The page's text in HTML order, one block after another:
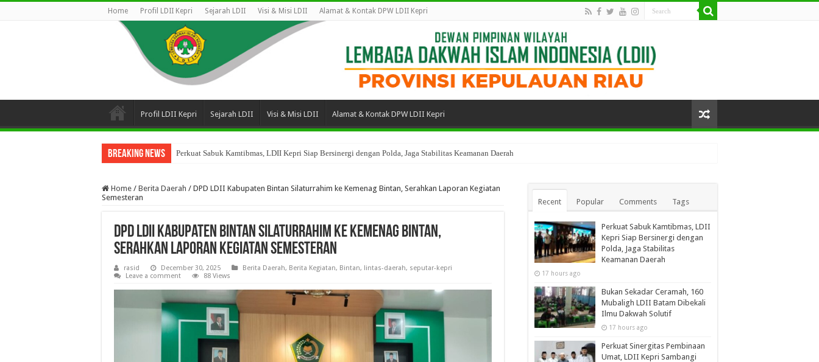
Home Profil LDII Kepri Sejarah LDII Visi & Misi LDII Alamat & Kontak DPW LDII Kepri
Profil LDII Kepri Sejarah LDII Visi & Misi LDII Alamat & Kontak DPW LDII Kepri
Breaking News Perkuat Sabuk Kamtibmas, LDII Kepri Siap Bersinergi dengan Polda, Jaga Stabilitas Keamanan Daerah
Home / Berita Daerah / DPD LDII Kabupaten Bintan Silaturrahim ke Kemenag Bintan, Serahkan Laporan Kegiatan
Semesteran
DPD LDII Kabupaten Bintan Silaturrahim ke Kemenag Bintan,
Serahkan Laporan Kegiatan Semesteran
rasid December 30, 2025 Berita Daerah, Berita Kegiatan, Bintan, lintas-daerah, seputar-kepri
Leave a comment
88 Views
Recent Popular Comments Tags
Perkuat Sabuk Kamtibmas, LDII
Kepri Siap Bersinergi dengan
Polda, Jaga Stabilitas
Keamanan Daerah
17 hours ago
Bukan Sekadar Ceramah, 160
Mubaligh LDII Batam Dibekali
Ilmu Dakwah Solutif
17 hours ago
Perkuat Sinergitas Pembinaan
Umat, LDII Kepri Sambangi